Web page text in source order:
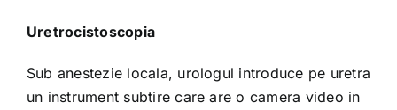
Uretrocistoscopia
Sub anestezie locala, urologul introduce pe uretra
un instrument subtire care are o camera video in